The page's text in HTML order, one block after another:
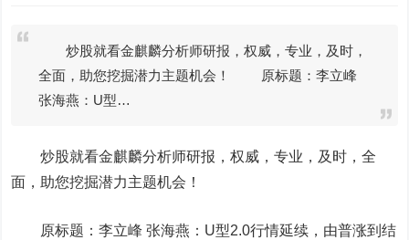
炒股就看金麒麟分析师研报，权威，专业，及时，
全面，助您挖掘潜力主题机会！ 原标题：李立峰
张海燕：U型…
炒股就看金麒麟分析师研报，权威，专业，及时，全
面，助您挖掘潜力主题机会！
原标题：李立峰 张海燕：U型2.0行情延续，由普涨到结